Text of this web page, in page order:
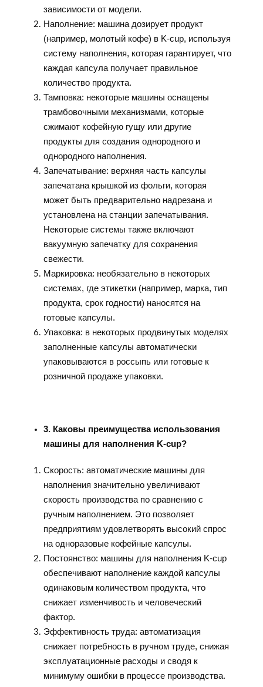
зависимости от модели.
Наполнение: машина дозирует продукт
(например, молотый кофе) в K-cup, используя
систему наполнения, которая гарантирует, что
каждая капсула получает правильное
количество продукта.
Тамповка: некоторые машины оснащены
трамбовочными механизмами, которые
сжимают кофейную гущу или другие
продукты для создания однородного и
однородного наполнения.
Запечатывание: верхняя часть капсулы
запечатана крышкой из фольги, которая
может быть предварительно надрезана и
установлена ​​на станции запечатывания.
Некоторые системы также включают
вакуумную запечатку для сохранения
свежести.
Маркировка: необязательно в некоторых
системах, где этикетки (например, марка, тип
продукта, срок годности) наносятся на
готовые капсулы.
Упаковка: в некоторых продвинутых моделях
заполненные капсулы автоматически
упаковываются в россыпь или готовые к
розничной продаже упаковки.
3. Каковы преимущества использования
машины для наполнения K-cup?
Скорость: автоматические машины для
наполнения значительно увеличивают
скорость производства по сравнению с
ручным наполнением. Это позволяет
предприятиям удовлетворять высокий спрос
на одноразовые кофейные капсулы.
Постоянство: машины для наполнения K-cup
обеспечивают наполнение каждой капсулы
одинаковым количеством продукта, что
снижает изменчивость и человеческий
фактор.
Эффективность труда: автоматизация
снижает потребность в ручном труде, снижая
эксплуатационные расходы и сводя к
минимуму ошибки в процессе производства.